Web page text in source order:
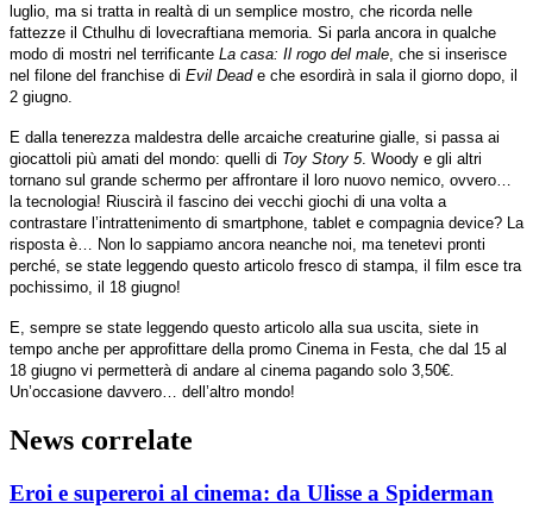
luglio, ma si tratta in realtà di un semplice mostro, che ricorda nelle
fattezze il Cthulhu di lovecraftiana memoria. Si parla ancora in qualche
modo di mostri nel terrificante La casa: Il rogo del male , che si inserisce
nel filone del franchise di Evil Deade che esordirà in sala il giorno dopo, il
2 giugno.
E dalla tenerezza maldestra delle arcaiche creaturine gialle, si passa ai
giocattoli più amati del mondo: quelli di Toy Story 5. Woody e gli altri
tornano sul grande schermo per affrontare il loro nuovo nemico, ovvero…
la tecnologia! Riuscirà il fascino dei vecchi giochi di una volta a
contrastare l’intrattenimento di smartphone, tablet e compagnia device? La
risposta è… Non lo sappiamo ancora neanche noi, ma tenetevi pronti
perché, se state leggendo questo articolo fresco di stampa, il film esce tra
pochissimo, il 18 giugno!
E, sempre se state leggendo questo articolo alla sua uscita, siete in
tempo anche per approfittare della promo Cinema in Festa, che dal 15 al
18 giugno vi permetterà di andare al cinema pagando solo 3,50€.
Un’occasione davvero… dell’altro mondo!
News correlate
Eroi e supereroi al cinema: da Ulisse a Spiderman